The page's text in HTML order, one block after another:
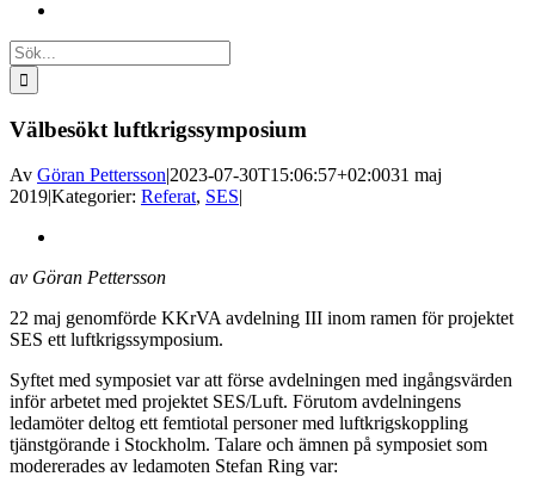
Sök
efter:
Välbesökt luftkrigssymposium
Av Göran Pettersson|2023-07-30T15:06:57+02:0031 maj
2019|Kategorier: Referat, SES|
bild
av Göran Pettersson
22 maj genomförde KKrVA avdelning III inom ramen för projektet
SES ett luftkrigssymposium.
Syftet med symposiet var att förse avdelningen med ingångsvärden
inför arbetet med projektet SES/Luft. Förutom avdelningens
ledamöter deltog ett femtiotal personer med luftkrigskoppling
tjänstgörande i Stockholm. Talare och ämnen på symposiet som
modererades av ledamoten Stefan Ring var: